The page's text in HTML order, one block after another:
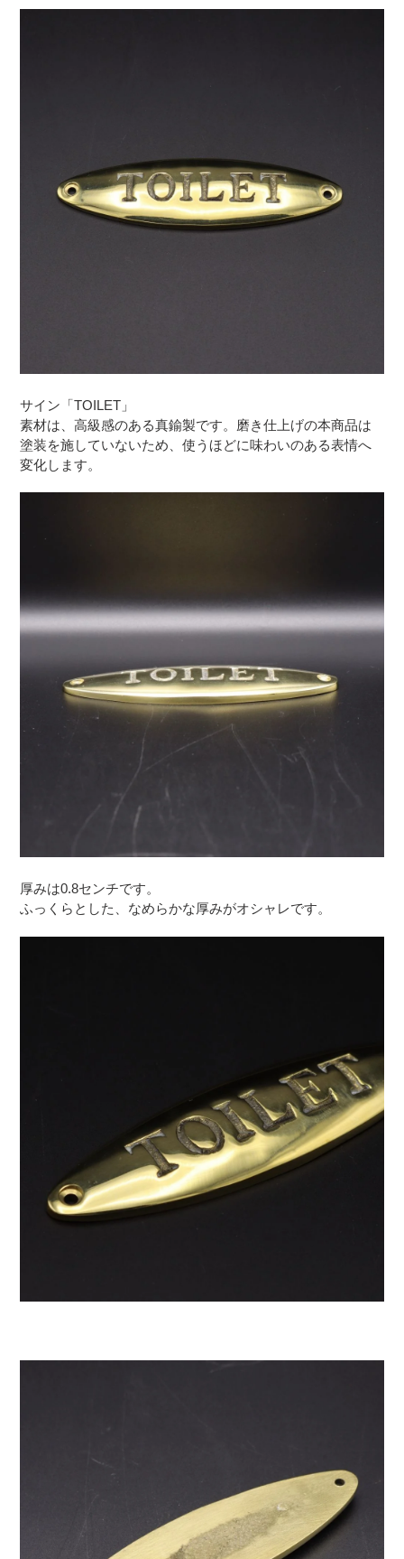
サイン「TOILET」
素材は、高級感のある真鍮製です。磨き仕上げの本商品は
塗装を施していないため、使うほどに味わいのある表情へ
変化します。
厚みは0.8センチです。
ふっくらとした、なめらかな厚みがオシャレです。